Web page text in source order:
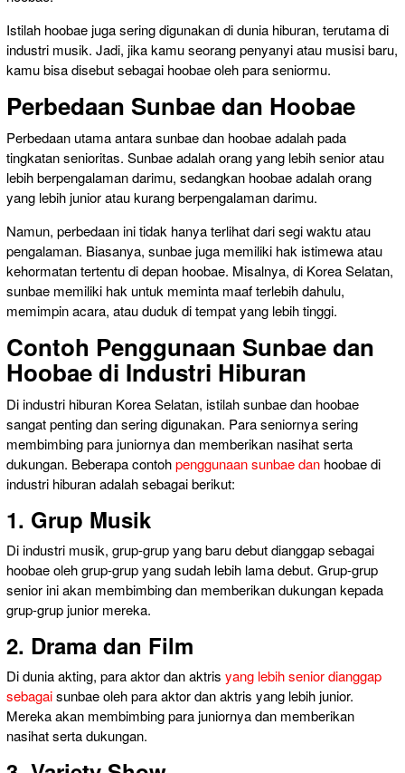
Istilah hoobae juga sering digunakan di dunia hiburan, terutama di
industri musik. Jadi, jika kamu seorang penyanyi atau musisi baru,
kamu bisa disebut sebagai hoobae oleh para seniormu.
Perbedaan Sunbae dan Hoobae
Perbedaan utama antara sunbae dan hoobae adalah pada
tingkatan senioritas. Sunbae adalah orang yang lebih senior atau
lebih berpengalaman darimu, sedangkan hoobae adalah orang
yang lebih junior atau kurang berpengalaman darimu.
Namun, perbedaan ini tidak hanya terlihat dari segi waktu atau
pengalaman. Biasanya, sunbae juga memiliki hak istimewa atau
kehormatan tertentu di depan hoobae. Misalnya, di Korea Selatan,
sunbae memiliki hak untuk meminta maaf terlebih dahulu,
memimpin acara, atau duduk di tempat yang lebih tinggi.
Contoh Penggunaan Sunbae dan
Hoobae di Industri Hiburan
Di industri hiburan Korea Selatan, istilah sunbae dan hoobae
sangat penting dan sering digunakan. Para seniornya sering
membimbing para juniornya dan memberikan nasihat serta
dukungan. Beberapa contohpenggunaan sunbae dan hoobae di
industri hiburan adalah sebagai berikut:
1. Grup Musik
Di industri musik, grup-grup yang baru debut dianggap sebagai
hoobae oleh grup-grup yang sudah lebih lama debut. Grup-grup
senior ini akan membimbing dan memberikan dukungan kepada
grup-grup junior mereka.
2. Drama dan Film
Di dunia akting, para aktor dan aktris yang lebih senior dianggap
sebagaisunbae oleh para aktor dan aktris yang lebih junior.
Mereka akan membimbing para juniornya dan memberikan
nasihat serta dukungan.